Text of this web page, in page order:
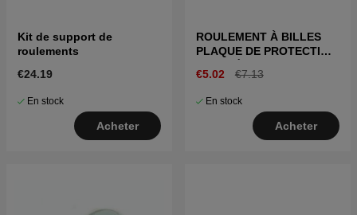
Kit de support de
roulements
€24.19
En stock
Acheter
ROULEMENT À BILLES
PLAQUE DE PROTECTION
€5.02 €7.13
En stock
Acheter